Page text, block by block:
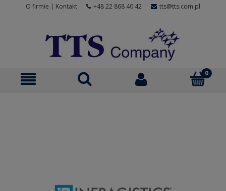
O firmie | Kontakt +48 22 868 40 42 tts@tts.com.pl